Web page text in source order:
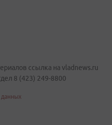
ссылка на vladnews.ru
8 (423) 249-8800
данных